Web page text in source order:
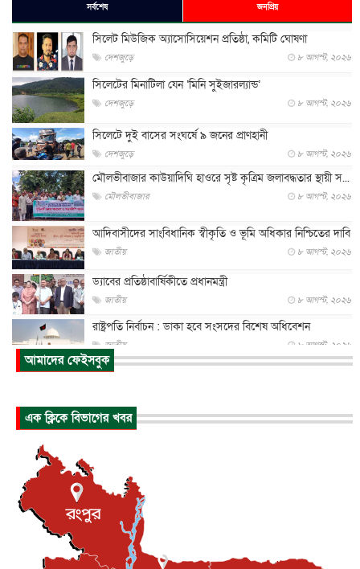
সর্বশেষ জনপ্রিয়
সিলেট মিউজিক অ্যাসোসিয়েশন প্রতিষ্ঠা, কমিটি ঘোষণা
দেশজুড়ে ৮ আগস্ট, ২০২৬
সিলেটের মিনাটিলা যেন ‘মিনি সুইজারল্যান্ড’
দেশজুড়ে ৮ আগস্ট, ২০২৬
সিলেটে দুই বাসের সংঘর্ষে ৯ জনের প্রাণহানী
দেশজুড়ে ৮ আগস্ট, ২০২৬
মৌলভীবাজার কাউয়াদিঘি হাওরে সৃষ্ট কৃত্রিম জলাবদ্ধতার স্থায়ী স...
মৌলভীবাজার ৮ আগস্ট, ২০২৬
আদিবাসীদের সাংবিধানিক স্বীকৃতি ও ভূমি অধিকার নিশ্চিতের দাবি
জাতীয় ৮ আগস্ট, ২০২৬
ড্যাবের প্রতিষ্ঠাবার্ষিকীতে প্রধানমন্ত্রী
জাতীয় ৮ আগস্ট, ২০২৬
রাষ্ট্রপতি নির্বাচন : ডাকা হবে সংসদের বিশেষ অধিবেশন
জাতীয় ৮ আগস্ট, ২০২৬
প্রধানমন্ত্রীর সঙ্গে সাক্ষাতে খুদে শিল্পী অনুশ্রী রায়ের স্বপ...
পাকিস্তান-তুরস্কের সঙ্গে প্রতিরক্ষা চুক্তি সৌদি আরবকে কতটা ন...
যুক্তরাজ্যে গ্রুমিং কেলেঙ্কারি : পাকিস্তানির অপরাধে অস্বস্তি...
আন্তর্জাতিক
বিরোধ কাটিয়ে কূটনৈতিক সম্পর্ক পুনঃস্থাপন করছে মেক্সিকো ও
আন্তর্জাতিক
আমাদের ফেইসবুক
এক ক্লিকে বিভাগের খবর